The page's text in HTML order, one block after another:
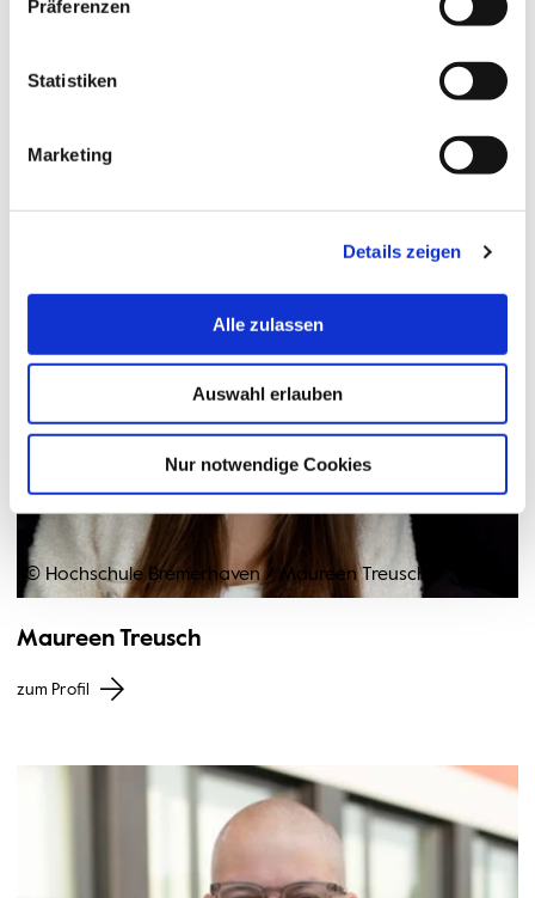
Präferenzen
Statistiken
Marketing
Details zeigen
Alle zulassen
Auswahl erlauben
Nur notwendige Cookies
Mary Wairimu Mwangi-Kähler
zum Profil
© Hochschule Bremerhaven / Maureen Treusch
Maureen Treusch
zum Profil